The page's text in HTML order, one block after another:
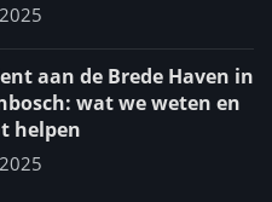
aan de Brede Haven in
wat we weten en
helpen